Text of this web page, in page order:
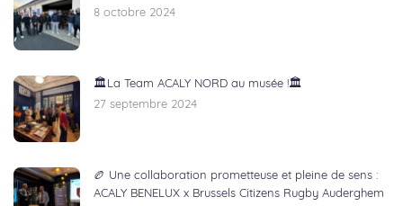
8 octobre 2024
🏛️La Team ACALY NORD au musée !🏛️
27 septembre 2024
🏉 Une collaboration prometteuse et pleine de sens :
ACALY BENELUX x Brussels Citizens Rugby Auderghem